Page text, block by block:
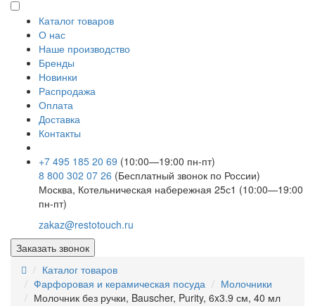
Каталог товаров
О нас
Наше производство
Бренды
Новинки
Распродажа
Оплата
Доставка
Контакты
+7 495 185 20 69 (10:00—19:00 пн-пт)
8 800 302 07 26 (Бесплатный звонок по России)
Москва, Котельническая набережная 25с1 (10:00—19:00
пн-пт)
zakaz@restotouch.ru
Заказать звонок
Каталог товаров
Фарфоровая и керамическая посуда
Молочники
Молочник без ручки, Bauscher, Purity, 6x3.9 см, 40 мл